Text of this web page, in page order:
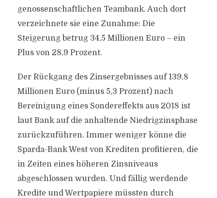
genossenschaftlichen Teambank. Auch dort
verzeichnete sie eine Zunahme: Die
Steigerung betrug 34,5 Millionen Euro – ein
Plus von 28,9 Prozent.
Der Rückgang des Zinsergebnisses auf 139,8
Millionen Euro (minus 5,3 Prozent) nach
Bereinigung eines Sondereffekts aus 2018 ist
laut Bank auf die anhaltende Niedrigzinsphase
zurückzuführen. Immer weniger könne die
Sparda-Bank West von Krediten profitieren, die
in Zeiten eines höheren Zinsniveaus
abgeschlossen wurden. Und fällig werdende
Kredite und Wertpapiere müssten durch